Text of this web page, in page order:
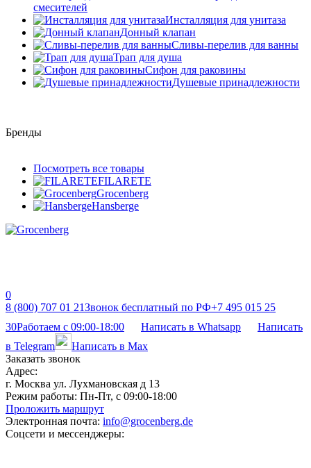
смесителей
Инсталляция для унитаза
Донный клапан
Cливы-перелив для ванны
Трап для душа
Сифон для раковины
Душевые принадлежности
Бренды
Посмотреть все товары
FILARETE
Grocenberg
Hansberge
0
8 (800) 707 01 21Звонок бесплатный по РФ+7 495 015 25
30Работаем с 09:00-18:00 Написать в Whatsapp
Написать
в Telegram
Написать в Max
Заказать звонок
Адрес:
г. Москва ул. Лухмановская д 13
Режим работы: Пн-Пт, с 09:00-18:00
Проложить маршрут
Электронная почта: info@grocenberg.de
Соцсети и мессенджеры: